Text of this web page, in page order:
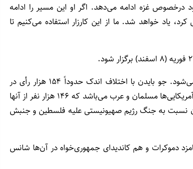
غزه ادامه می‌دهد. اگر او این مسیر را ادامه
را قربانی کرد، یاد خواهد شد. ما از این کارزار استفاده می‌کنیم تا
ایالت میشیگان جزء ایالت‌های تعیین‌کننده و چرخشی آمریکا محسوب می‌شود. جو بایدن با اختلاف اندک حدوداً ۱۵۴ هزار رأی در
سال ۲۰۲۰ در این ایالت پیروز شد. این ایالت محل زندگی جامعه بزرگی از آمریکایی‌ها مسلمان و عرب می‌باشد که ۱۴۶ هزار نفر از آنها
بایدن نسبت به جنگ رژیم صهیونیستی علیه فلسطین و جنبش
دموکرات و هم کاندیدای جمهوری‌خواه در آن‌ها شانس